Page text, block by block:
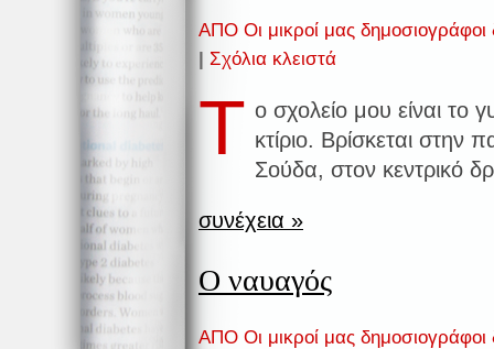
ΑΠΟ Οι μικροί μας δημοσιογράφοι
| Σχόλια κλειστά
Τ ο σχολείο μου είναι το
κτίριο. Βρίσκεται
Σούδα, στον κεντρικό
συνέχεια »
Ο ναυαγός
ΑΠΟ Οι μικροί μας δημοσιογράφοι